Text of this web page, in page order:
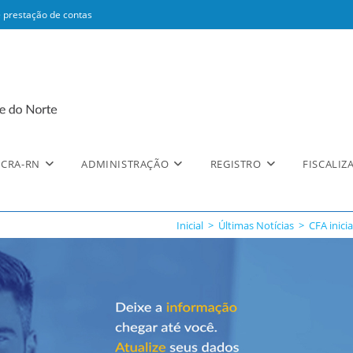
de contas
CRA-RN ADMINISTRAÇÃO REGISTRO
Inicial > Últimas Notícias > CFA